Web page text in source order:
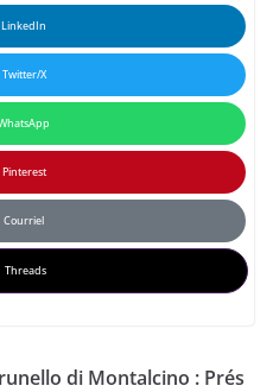
LinkedIn
Twitter/X
Pinterest
Courriel
Threads
di Montalcino : Prés